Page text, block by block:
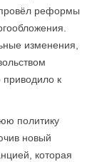
реформы
изменения,
приводило к
политику
новый
которая